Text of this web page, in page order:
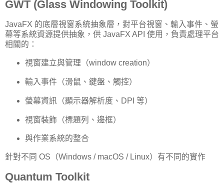
GWT (Glass Windowing Toolkit)
JavaFX 的底層視窗系統抽象層，對平台視窗、輸入事件、螢
幕等系統資源提供抽象，供 JavaFX API 使用，負責處理平台
相關的：
視窗建立與管理（window creation）
輸入事件（滑鼠、鍵盤、觸控）
螢幕資訊（顯示器解析度、DPI 等）
視窗裝飾（標題列、邊框）
與作業系統的整合
針對不同 OS（Windows / macOS / Linux）有不同的實作
Quantum Toolkit